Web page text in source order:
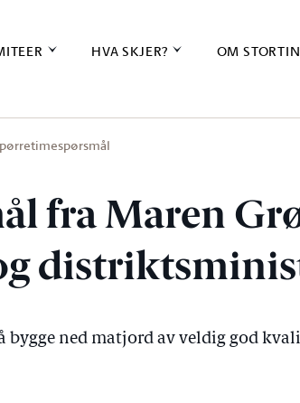
HVA SKJER? OM
fra Maren
bygge ned matjord av veldig god